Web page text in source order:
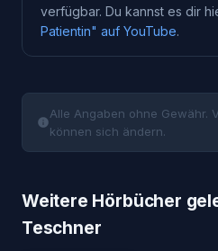
verfügbar. Du kannst es dir
Patientin" auf YouTube.
Alle Angaben ohne Gewähr.
können sich ändern.
Weitere Hörbücher
Teschner